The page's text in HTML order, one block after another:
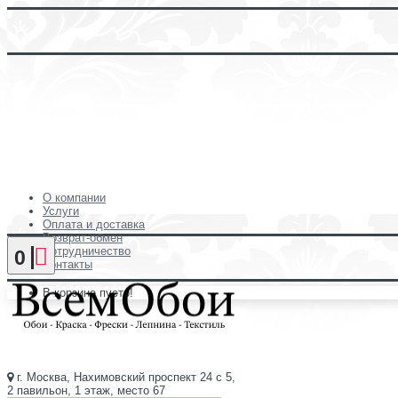
О компании
Услуги
Оплата и доставка
Возврат-обмен
Сотрудничество
Контакты
0
В корзине пусто!
г. Москва, Нахимовский проспект 24 с 5,
2 павильон, 1 этаж, место 67